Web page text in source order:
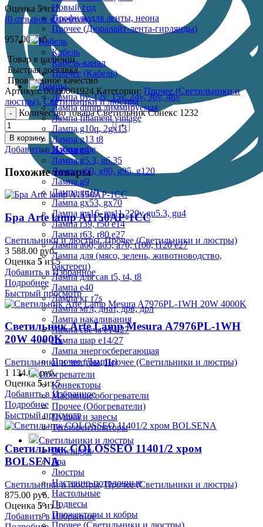
Новый год
Профиль для ленты, неона
Прочее (Дюралайт-лента-гирлянды)
Кабель
Кабель
Кабель-канал
Прочее (Кабель)
Лампы
Лампа 6v, 12v, 15v, 24v, 36v, 48v
Лампа dimm диммируемая
Лампа fillament vintage
Лампа g10q, 2gx13
Лампа g13 t8
Лампа g4
Лампа g5.3, g6.35
Лампа g60, g80, g95, g120
Лампа g9
Лампа gu10
Лампа gx53, gx70
Лампа mr16, mr11 220v gu5.3, gu4
Лампа r39, r50 е14
Лампа r63, r80 е27
Лампа а60, а65, а70, t100, t120 е27
Лампа для (мясо, зелень, животноводство,
бактерец)
Лампа для сав t5, t4, t8
Лампа е40
Лампа кг r7s
Лампа мгл, днат, дрв, дрл
Лампа накаливания
Лампа свеча е14/27
Лампа шар е14/27
Лампа энергосберегающая
Прочее (Лампы)
Обогреватели
Конвекторы
Масляные обогреватели
Прочее (Обогреватели)
Пушки и завесы
Тепловентиляторы
Светильники и люстры
Downlight
Бра
Люстры
Настенно-потолочные
Настольные
Подвесы
Прожекторы и кобры
Прочее (Светильники и люстры)
Оценка 5из 5
(0 отзывов клиентов)
957.00руб.
Товар в наличии
Быстрая доставка
Проверенное качество
Артикул:00-00001924 Категории: Прочее (Светильники и
люстры), Светильники и люстры
Количество товара Светильник Сонекс 1232
В корзину
Добавить в Избранное
Похожие товары
Бра Arte lamp A1150AP-1CC
Светильники и люстры,Прочее (Светильники и люстры)
3 588.00 руб.
Оценка 5из 5
Добавить в Избранное
Подробнее
Быстрый просмотр
Светильник Arte Lamp Mesura A7976PL-1WH
20W 4000K
Светильники и люстры,Прочее (Светильники и люстры)
1 134.00руб.
Оценка 5из 5
Добавить в Избранное
Подробнее
Быстрый просмотр
Светильник COLOSSEO 11401/2 хром
BOLSENA
Светильники и люстры,Прочее (Светильники и люстры)
875.00 руб.
Оценка 5из 5
Добавить в Избранное